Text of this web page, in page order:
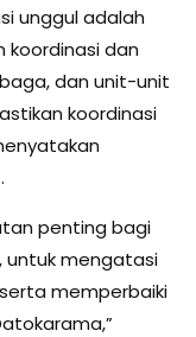
unggul adalah
dan
dan unit-unit
koordinasi
penting bagi
untuk mengatasi
memperbaiki